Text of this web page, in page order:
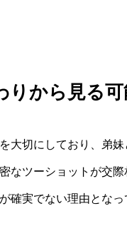
りから見る
大切にしており、弟
なツーショットが交
確実でない理由となっ